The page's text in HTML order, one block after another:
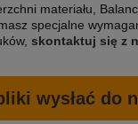
materiału,
specjalne
skontaktuj się z
wysłać do